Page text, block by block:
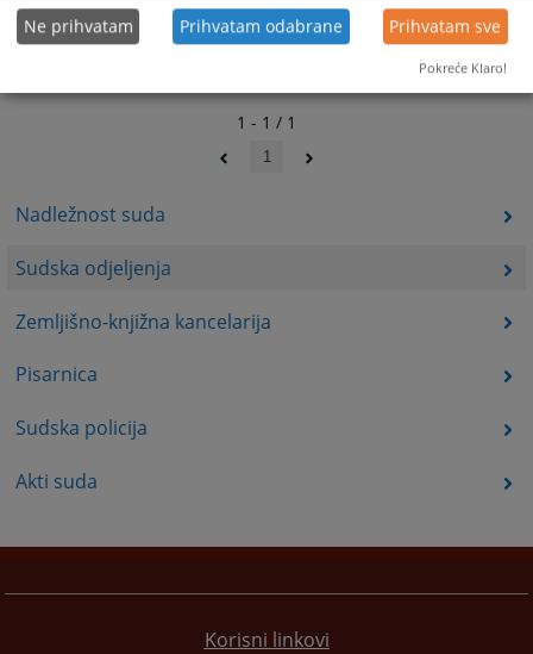
Nadležnost suda
Sudska odjeljenja
Zemljišno-knjižna kancelarija
Pisarnica
Sudska policija
Akti suda
1 - 1 / 1
1
Korisni linkovi
Ne prihvatam Prihvatam odabrane Prihvatam sve
Pokreće Klaro!